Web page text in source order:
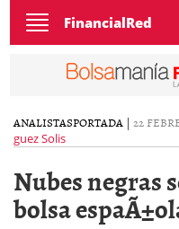
Toggle
navigation
FinancialRed
ANALISTASPORTADA | 22
guez Solis
Nubes negras
bolsa